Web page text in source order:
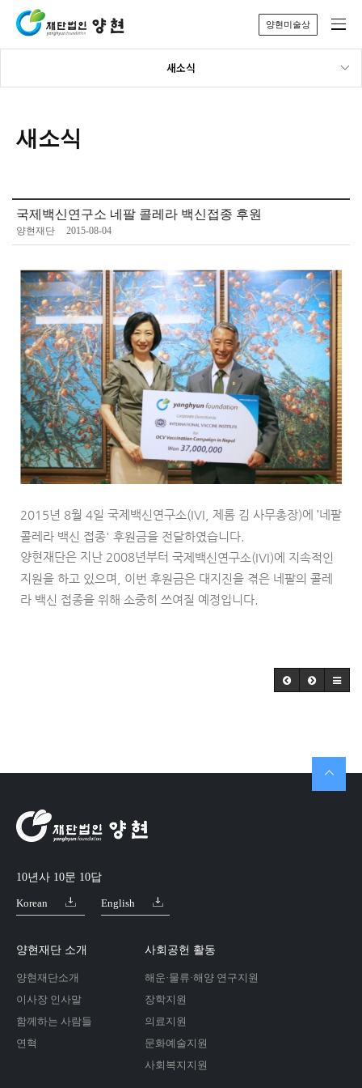
양현미술상
새소식
새소식
국제백신연구소 네팔 콜레라 백신접종 후원
양현재단 2015-08-04
2015년 8월 4일 국제백신연구소(IVI, 제롬 김 사무총장)에 ’네팔
콜레라 백신 접종' 후원금을 전달하였습니다.
양현재단은 지난 2008년부터 국제백신연구소(IVI)에 지속적인
지원을 하고 있으며, 이번 후원금은 대지진을 겪은 네팔의 콜레
라 백신 접종을 위해 소중히 쓰여질 예정입니다.
10년사 10문 10답
Korean English
양현재단 소개
양현재단소개
이사장 인사말
함께하는 사람들
연혁
사회공헌 활동
해운·물류·해양 연구지원
장학지원
의료지원
문화예술지원
사회복지지원